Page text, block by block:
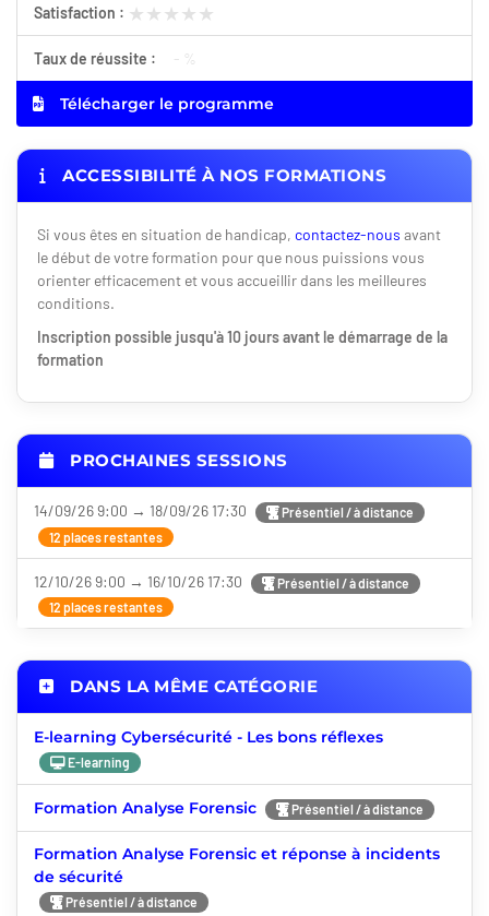
Satisfaction : ★★★★★
★★★★★
Taux de réussite : - %
Télécharger le programme
ACCESSIBILITÉ À NOS FORMATIONS
Si vous êtes en situation de handicap, contactez-nous avant
le début de votre formation pour que nous puissions vous
orienter efficacement et vous accueillir dans les meilleures
conditions.
Inscription possible jusqu'à 10 jours avant le démarrage de la
formation
PROCHAINES SESSIONS
14/09/26 9:00 → 18/09/26 17:30
Présentiel / à distance
12 places restantes
12/10/26 9:00 → 16/10/26 17:30
Présentiel / à distance
12 places restantes
DANS LA MÊME CATÉGORIE
E-learning Cybersécurité - Les bons réflexes
E-learning
Formation Analyse Forensic Présentiel / à distance
Formation Analyse Forensic et réponse à incidents
de sécurité
Présentiel / à distance